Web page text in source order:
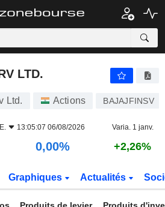
LTD.
Ltd. Actions BAJAJFINSV
13:05:07 06/08/2026 Varia. 1 janv.
0,00% +2,26%
Graphiques Actualités